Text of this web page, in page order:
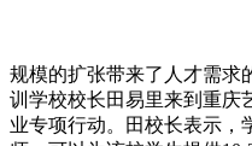
规模的扩张带来了人才需求
训学校校长田易里来到重庆
业专项行动。田校长表示，